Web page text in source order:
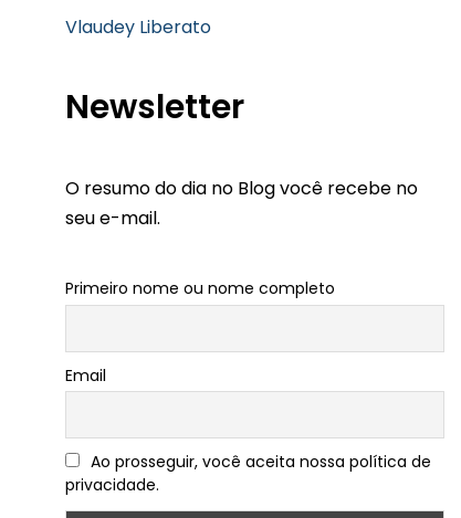
Vlaudey Liberato
Newsletter
O resumo do dia no Blog você recebe no
seu e-mail.
Primeiro nome ou nome completo
Email
Ao prosseguir, você aceita nossa política de
privacidade.